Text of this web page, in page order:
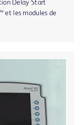
Delay Start
et les modules de